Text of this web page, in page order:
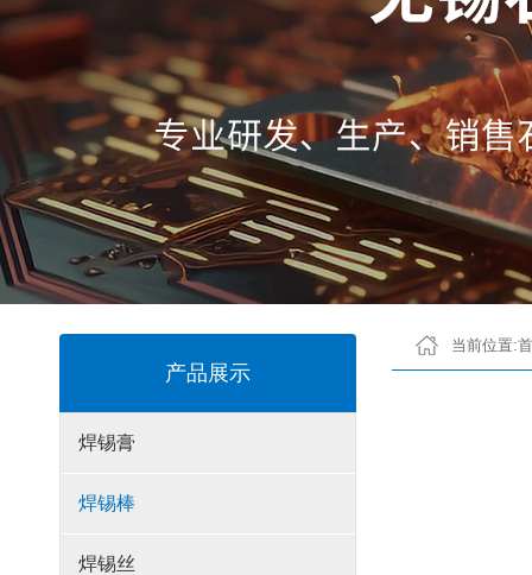
产品展示
焊锡膏
焊锡棒
焊锡丝
当前位置: